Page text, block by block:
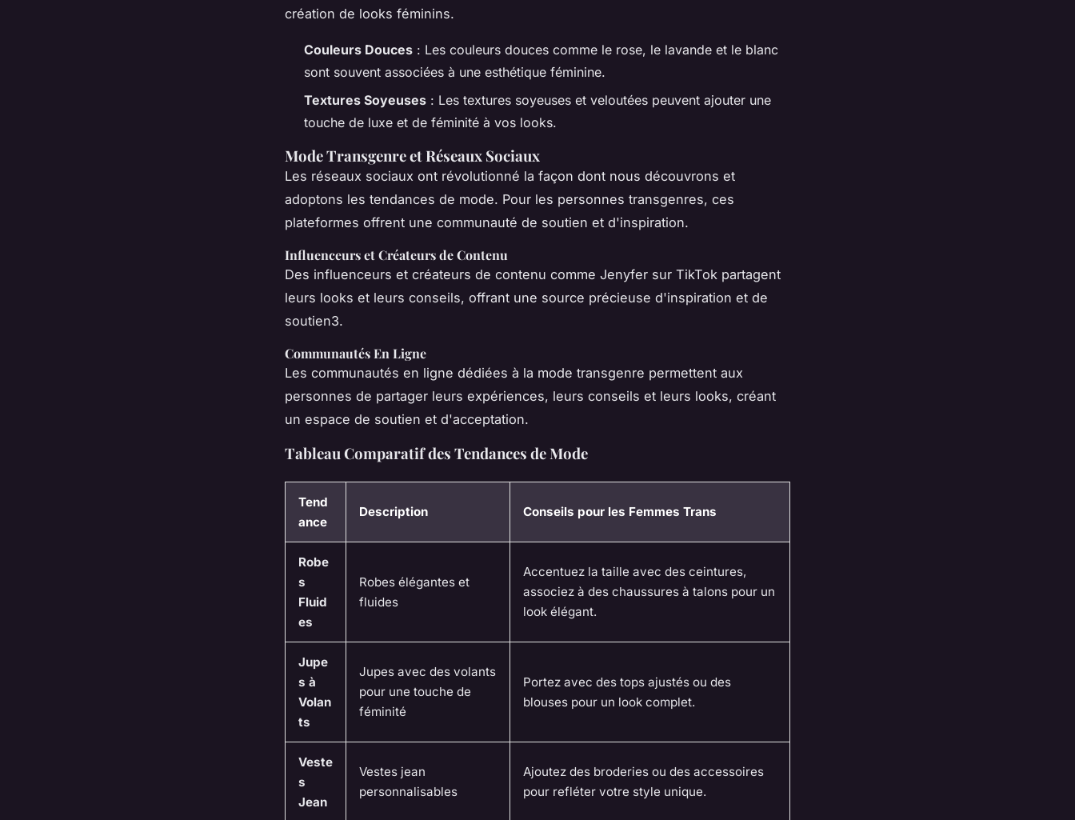
création de looks féminins.
Couleurs Douces : Les couleurs douces comme le rose, le lavande et le blanc
sont souvent associées à une esthétique féminine.
Textures Soyeuses : Les textures soyeuses et veloutées peuvent ajouter une
touche de luxe et de féminité à vos looks.
Mode Transgenre et Réseaux Sociaux
Les réseaux sociaux ont révolutionné la façon dont nous découvrons et
adoptons les tendances de mode. Pour les personnes transgenres, ces
plateformes offrent une communauté de soutien et d'inspiration.
Influenceurs et Créateurs de Contenu
Des influenceurs et créateurs de contenu comme Jenyfer sur TikTok partagent
leurs looks et leurs conseils, offrant une source précieuse d'inspiration et de
soutien3.
Communautés En Ligne
Les communautés en ligne dédiées à la mode transgenre permettent aux
personnes de partager leurs expériences, leurs conseils et leurs looks, créant
un espace de soutien et d'acceptation.
Tableau Comparatif des Tendances de Mode
Tend
ance
Description Conseils pour les Femmes Trans
Robe
s
Fluid
es
Robes élégantes et
fluides
Accentuez la taille avec des ceintures,
associez à des chaussures à talons pour un
look élégant.
Jupe
s à
Volan
ts
Jupes avec des volants
pour une touche de
féminité
Portez avec des tops ajustés ou des
blouses pour un look complet.
Veste
s
Jean
Vestes jean
personnalisables
Ajoutez des broderies ou des accessoires
pour refléter votre style unique.